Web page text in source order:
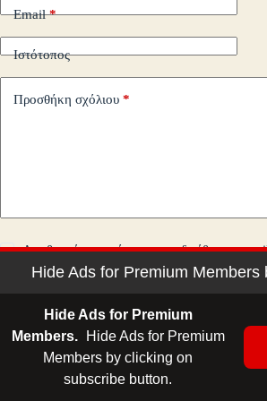
Email*
Ιστότοπος
Προσθήκη σχόλιου *
Αποθηκεύστε το όνομα, την διεύθυνση
ιστότοπό μου σε αυτόν τον περιηγητή για την
που θα σχολιάσω.
Δημοσίευση σχολίου
Hide Ads for Premium Members
Hide Ads for Premium
Members.
Hide Ads for Premium
Members by clicking on
subscribe button.